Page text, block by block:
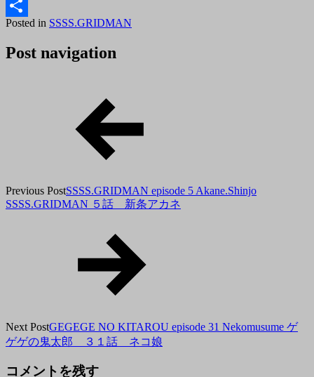
Email
共
有
Posted
2018
年
Posted in SSSS.GRIDMAN
Post navigation
Previous PostSSSS.GRIDMAN episode 5 Akane.Shinjo
SSSS.GRIDMAN ５話 新条アカネ
Next PostGEGEGE NO KITAROU episode 31 Nekomusume ゲ
ゲゲの鬼太郎 ３１話 ネコ娘
コメントを残す